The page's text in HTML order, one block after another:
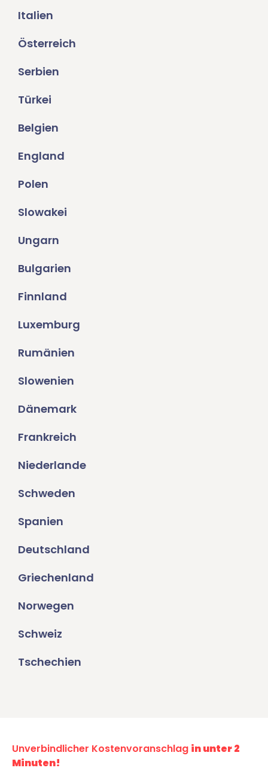
Italien
Österreich
Serbien
Türkei
Belgien
England
Polen
Slowakei
Ungarn
Bulgarien
Finnland
Luxemburg
Rumänien
Slowenien
Dänemark
Frankreich
Niederlande
Schweden
Spanien
Deutschland
Griechenland
Norwegen
Schweiz
Tschechien
Unverbindlicher Kostenvoranschlag in unter 2
Minuten!